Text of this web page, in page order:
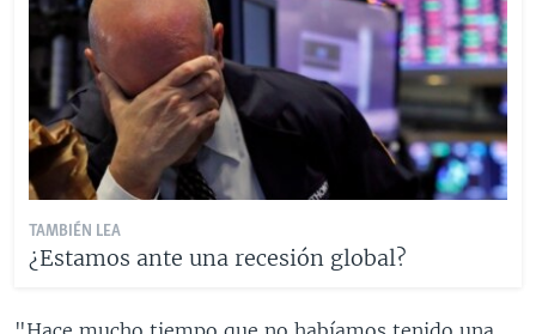
TAMBIÉN LEA
¿Estamos ante una recesión global?